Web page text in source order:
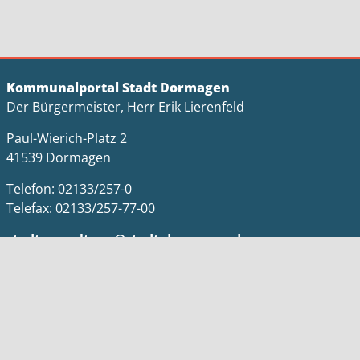
Kommunalportal Stadt Dormagen
Der Bürgermeister, Herr Erik Lierenfeld
Paul-Wierich-Platz 2
41539 Dormagen
Telefon: 02133/257-0
Telefax: 02133/257-77-00
stadtverwaltung@stadt-dormagen.de